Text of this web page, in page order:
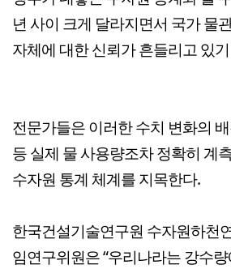
년 사이 크게 달라지면서 국가 물
자체에 대한 신뢰가 흔들리고 있
전문가들은 이러한 수치 변화의
등 실제 물 사용량조차 정확히 계
수자원 통계 체계를 지목한다.
한국건설기술연구원 수자원하천
임연구위원은 “우리나라는 강수